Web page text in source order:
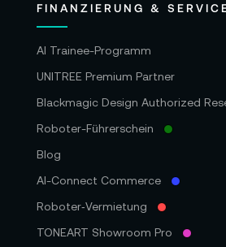
FINANZIERUNG &
AI Trainee-Programm
UNITREE Premium Partner
Blackmagic Design Authorized
Roboter-Führerschein
Blog
AI-Connect Commerce
Roboter‑Vermietung
TONEART Showroom Pro